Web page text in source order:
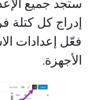
إدراج كل كتلة
فعّل إعدادات
الأجهزة.